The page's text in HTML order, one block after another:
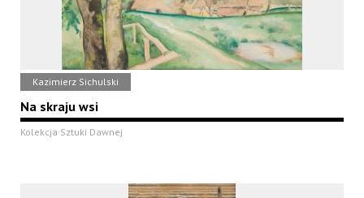
Kazimierz Sichulski
Na skraju wsi
Kolekcja Sztuki Dawnej